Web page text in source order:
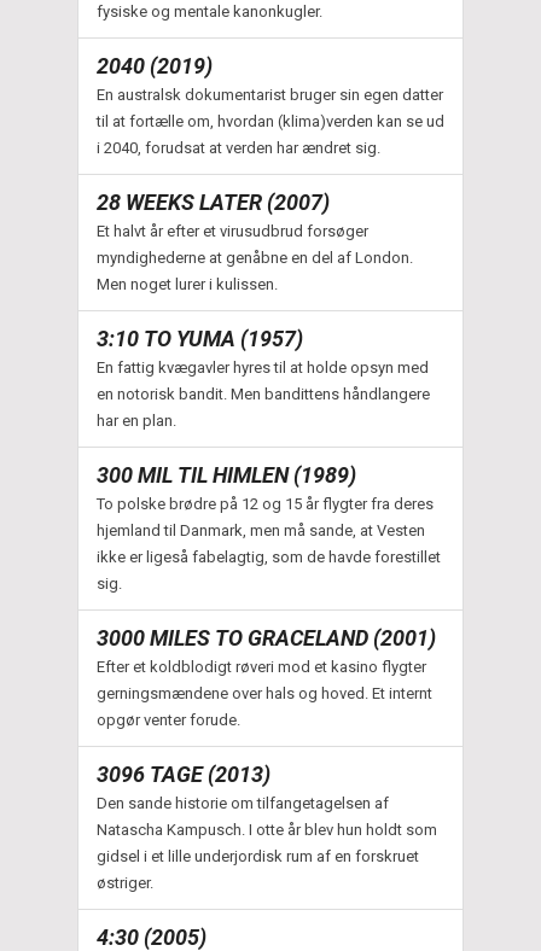
fysiske og mentale kanonkugler.
2040 (2019)
En australsk dokumentarist bruger sin egen datter
til at fortælle om, hvordan (klima)verden kan se ud
i 2040, forudsat at verden har ændret sig.
28 WEEKS LATER (2007)
Et halvt år efter et virusudbrud forsøger
myndighederne at genåbne en del af London.
Men noget lurer i kulissen.
3:10 TO YUMA (1957)
En fattig kvægavler hyres til at holde opsyn med
en notorisk bandit. Men bandittens håndlangere
har en plan.
300 MIL TIL HIMLEN (1989)
To polske brødre på 12 og 15 år flygter fra deres
hjemland til Danmark, men må sande, at Vesten
ikke er ligeså fabelagtig, som de havde forestillet
sig.
3000 MILES TO GRACELAND (2001)
Efter et koldblodigt røveri mod et kasino flygter
gerningsmændene over hals og hoved. Et internt
opgør venter forude.
3096 TAGE (2013)
Den sande historie om tilfangetagelsen af
Natascha Kampusch. I otte år blev hun holdt som
gidsel i et lille underjordisk rum af en forskruet
østriger.
4:30 (2005)